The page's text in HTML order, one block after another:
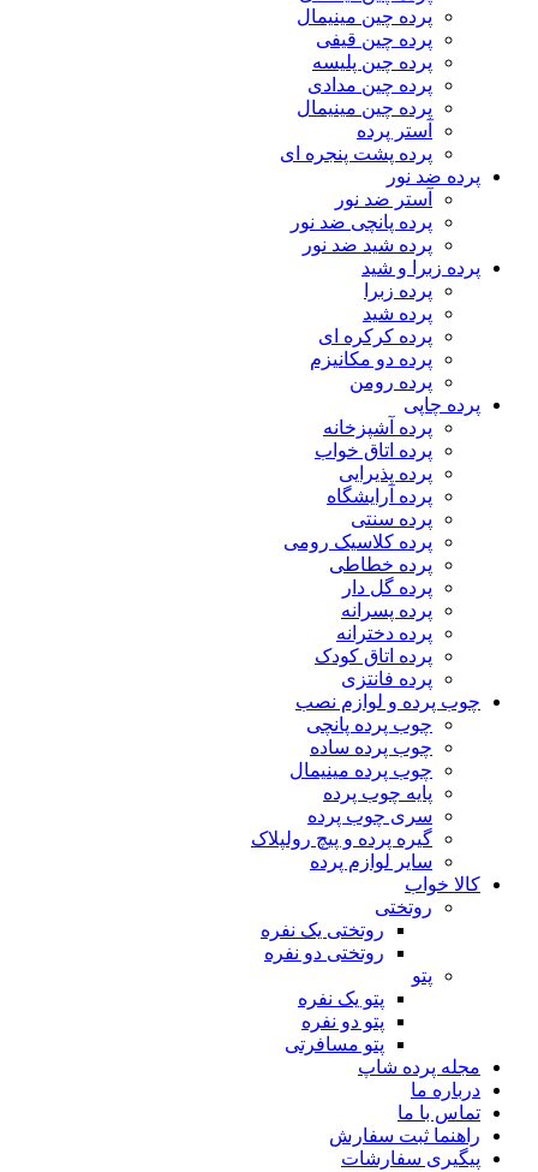
پرده چین مینیمال
پرده چین قیفی
پرده چین پلیسه
پرده چین مدادی
پرده چین مینیمال
آستر پرده
پرده پشت پنجره ای
پرده ضد نور
آستر ضد نور
پرده پانچی ضد نور
پرده شید ضد نور
پرده زبرا و شید
پرده زبرا
پرده شید
پرده کرکره ای
پرده دو مکانیزم
پرده رومن
پرده چاپی
پرده آشپزخانه
پرده اتاق خواب
پرده پذیرایی
پرده آرایشگاه
پرده سنتی
پرده کلاسیک رومی
پرده خطاطی
پرده گل دار
پرده پسرانه
پرده دخترانه
پرده اتاق کودک
پرده فانتزی
چوب پرده و لوازم نصب
چوب پرده پانچی
چوب پرده ساده
چوب پرده مینیمال
پایه چوب پرده
سری چوب پرده
گیره پرده و پیچ رولپلاک
سایر لوازم پرده
کالا خواب
روتختی
روتختی یک نفره
روتختی دو نفره
پتو
پتو یک نفره
پتو دو نفره
پتو مسافرتی
مجله پرده شاپ
درباره ما
تماس با ما
راهنما ثبت سفارش
پیگیری سفارشات